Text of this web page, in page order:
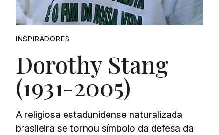
INSPIRADORES
Dorothy Stang
(1931-2005)
A religiosa estadunidense naturalizada
brasileira se tornou símbolo da defesa da